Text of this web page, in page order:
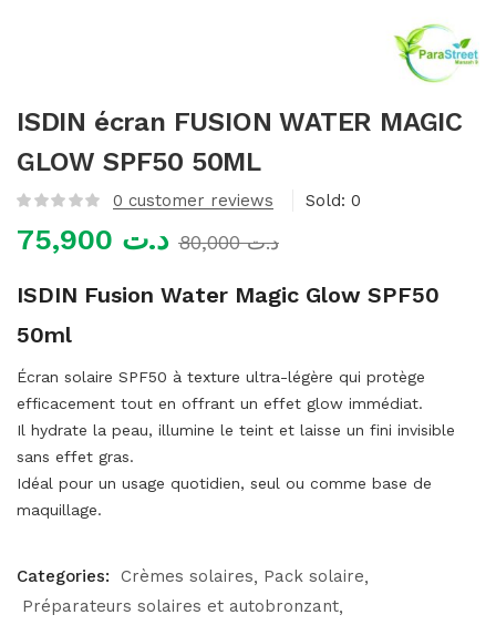
ISDIN écran FUSION WATER MAGIC
GLOW SPF50 50ML
0 customer reviews Sold: 0
د.ت د.ت80,000
ISDIN Fusion Water Magic Glow SPF50
50ml
Écran solaire SPF50 à texture ultra-légère qui protège
efficacement tout en offrant un effet glow immédiat.
Il hydrate la peau, illumine le teint et laisse un fini invisible
sans effet gras.
Idéal pour un usage quotidien, seul ou comme base de
maquillage.
Categories: Crèmes solaires
Pack solaire
Préparateurs solaires et autobronzant